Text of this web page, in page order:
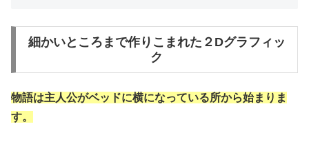
細かいところまで作りこまれた２Dグラフィッ
ク
物語は主人公がベッドに横になっている所から始まりま
す。